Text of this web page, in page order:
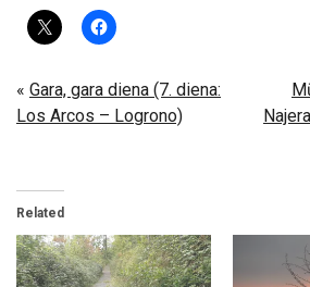
« Gara, gara diena (7. diena:
Los Arcos – Logrono)
Related